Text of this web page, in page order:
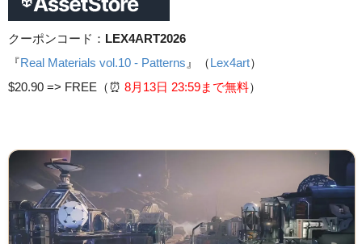
クーポンコード： LEX4ART2026
『Real Materials vol.10 - Patterns 』（Lex4art）
$20.90 => FREE（⏰️ 8月13日 23:59まで無料）